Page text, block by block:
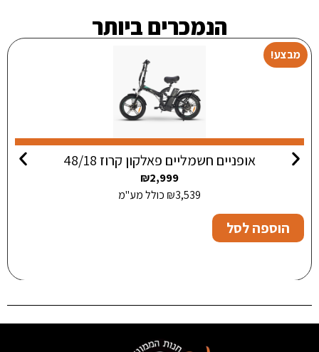
הנמכרים ביותר
מבצע!
אופניים חשמליים פאלקון קרוז 48/18
₪2,999
₪3,539 כולל מע"מ
הוספה לסל